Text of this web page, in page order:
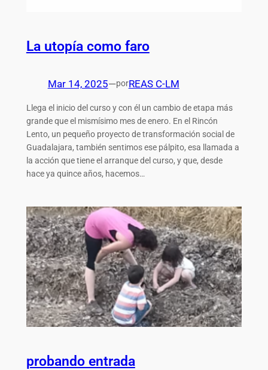
La utopía como faro
Mar 14, 2025—porREAS C-LM
Llega el inicio del curso y con él un cambio de etapa más
grande que el mismísimo mes de enero. En el Rincón
Lento, un pequeño proyecto de transformación social de
Guadalajara, también sentimos ese pálpito, esa llamada a
la acción que tiene el arranque del curso, y que, desde
hace ya quince años, hacemos…
probando entrada